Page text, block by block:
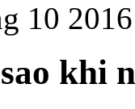
10
khi